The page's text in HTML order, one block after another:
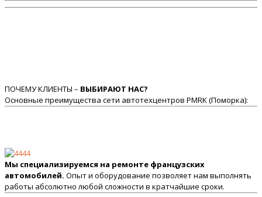
ПОЧЕМУ КЛИЕНТЫ – ВЫБИРАЮТ НАС?
Основные преимущества сети автотехцентров PMRK (Поморка):
Мы специализируемся на ремонте французских
автомобилей. Опыт и оборудование позволяет нам выполнять
работы абсолютно любой сложности в кратчайшие сроки.